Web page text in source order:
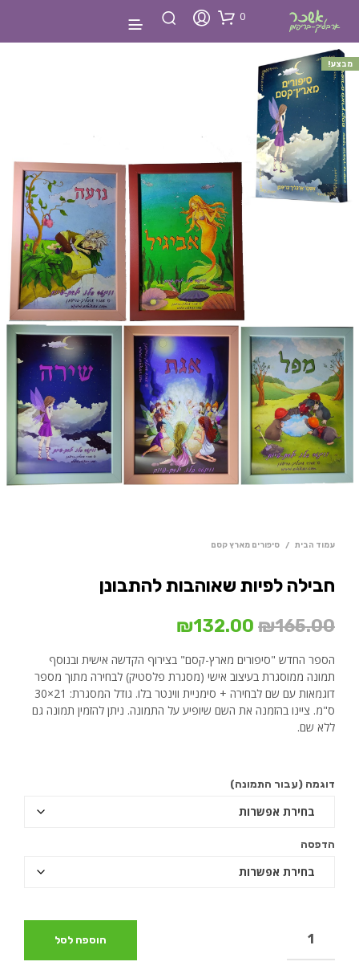
0
מבצע!
עמוד הבית / סיפורים מארץ קסם
חבילה לפיות שאוהבות להתבונן
₪165.00
המחיר
המקורי
היה:
₪165.00.
₪132.00
הנוכחי
הוא:
₪132.00.
הספר החדש "סיפורים מארץ-קסם" בצירוף הקדשה אישית ובנוסף
תמונה ממוסגרת בעיצוב אישי (מסגרת פלסטיק) לבחירה מתוך מספר
דוגמאות עם שם לבחירה + סימניית ווינטר בלו. גודל המסגרת:
21×30
ס"מ. ציינו בהזמנה את השם שיופיע על התמונה. ניתן להזמין תמונה גם
ללא שם.
דוגמה (עבור התמונה)
הדפסה
הוספה לסל